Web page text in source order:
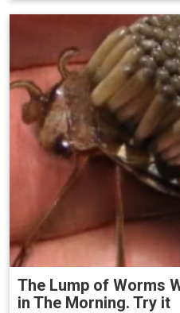
The Lump of Worms
in The Morning. Try it